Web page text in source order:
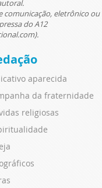
eletrônico ou
do A12
aparecida
da fraternidade
religiosas